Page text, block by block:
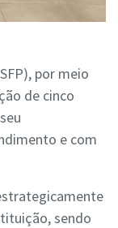
por meio
de cinco
e com
sendo